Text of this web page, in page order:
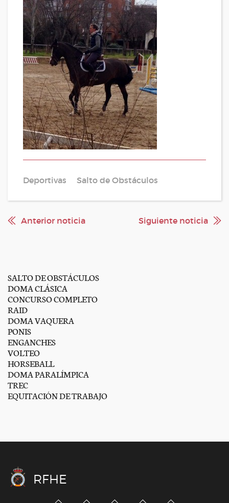
Deportivas Salto de Obstáculos
Anterior noticia Siguiente noticia
SALTO DE OBSTÁCULOS
DOMA CLÁSICA
CONCURSO COMPLETO
RAID
DOMA VAQUERA
PONIS
ENGANCHES
VOLTEO
HORSEBALL
DOMA PARALÍMPICA
TREC
EQUITACIÓN DE TRABAJO
RFHE